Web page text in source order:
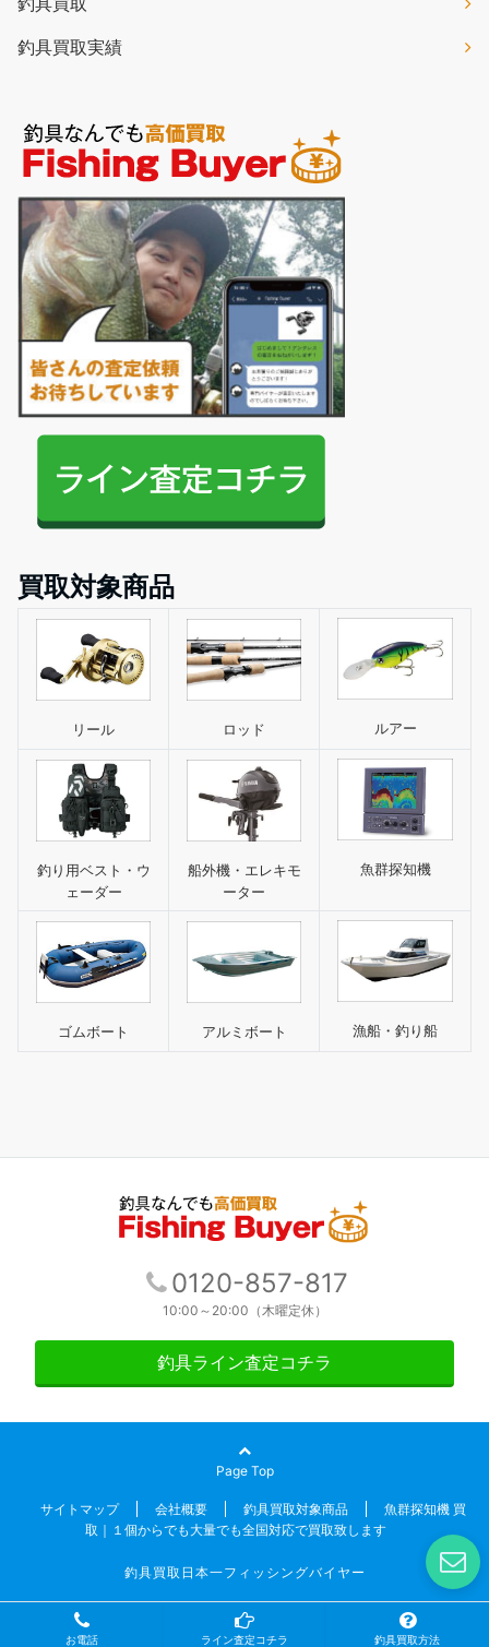
お電話 ライン査定コチラ 釣具買取方法
釣具買取実績
買取対象商品
リール ロッド ルアー
釣り用ベスト・ウ
ェーダー
船外機・エレキモ
ーター
魚群探知機
ゴムボート アルミボート 漁船・釣り船
0120-857-817
10:00～20:00（木曜定休）
釣具ライン査定コチラ
Page Top
サイトマップ 会社概要 釣具買取対象商品
魚群探知機 買
取｜１個からでも大量でも全国対応で買取致します
釣具買取日本一フィッシングバイヤー